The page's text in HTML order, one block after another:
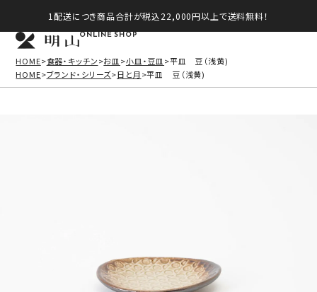
1配送につき商品合計が税込22,000円以上で送料無料！
ONLINE SHOP
HOME 食器・キッチン お皿 小皿・豆皿
平皿 豆（浅黄)
HOME ブランド・シリーズ 日と月 平皿 豆（浅黄)